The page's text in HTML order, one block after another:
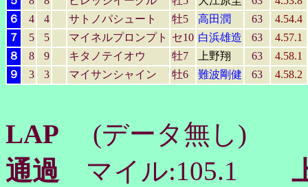
６
4 4 サトノパシュート 牡5 高田潤 63
4.54.4
７
5 5 マイネルプロンプト セ10 白浜雄造 63
4.57.1
８
8 9 キタノテイオウ 牡7 上野翔 63
4.58.1
９
3 3 マイサンシャイン 牡6 難波剛健 63 4.58.2
LAP (データ無し)
通過 マイル:105.1